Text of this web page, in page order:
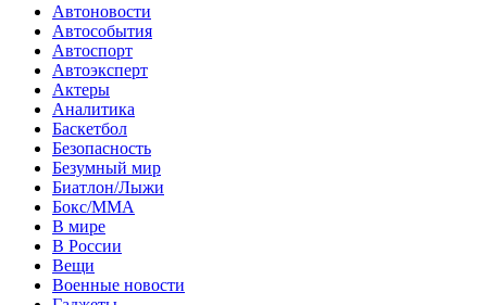
Автоновости
Автособытия
Автоспорт
Автоэксперт
Актеры
Аналитика
Баскетбол
Безопасность
Безумный мир
Биатлон/Лыжи
Бокс/MMA
В мире
В России
Вещи
Военные новости